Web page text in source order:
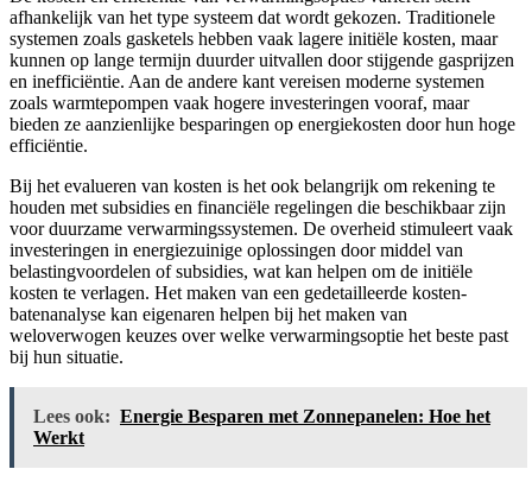
afhankelijk van het type systeem dat wordt gekozen. Traditionele
systemen zoals gasketels hebben vaak lagere initiële kosten, maar
kunnen op lange termijn duurder uitvallen door stijgende gasprijzen
en inefficiëntie. Aan de andere kant vereisen moderne systemen
zoals warmtepompen vaak hogere investeringen vooraf, maar
bieden ze aanzienlijke besparingen op energiekosten door hun hoge
efficiëntie.
Bij het evalueren van kosten is het ook belangrijk om rekening te
houden met subsidies en financiële regelingen die beschikbaar zijn
voor duurzame verwarmingssystemen. De overheid stimuleert vaak
investeringen in energiezuinige oplossingen door middel van
belastingvoordelen of subsidies, wat kan helpen om de initiële
kosten te verlagen. Het maken van een gedetailleerde kosten-
batenanalyse kan eigenaren helpen bij het maken van
weloverwogen keuzes over welke verwarmingsoptie het beste past
bij hun situatie.
Lees ook: Energie Besparen met Zonnepanelen: Hoe het
Werkt